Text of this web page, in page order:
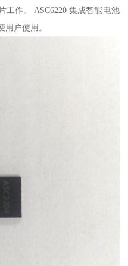
工作。 ASC6220 集成智能电池
户使用。